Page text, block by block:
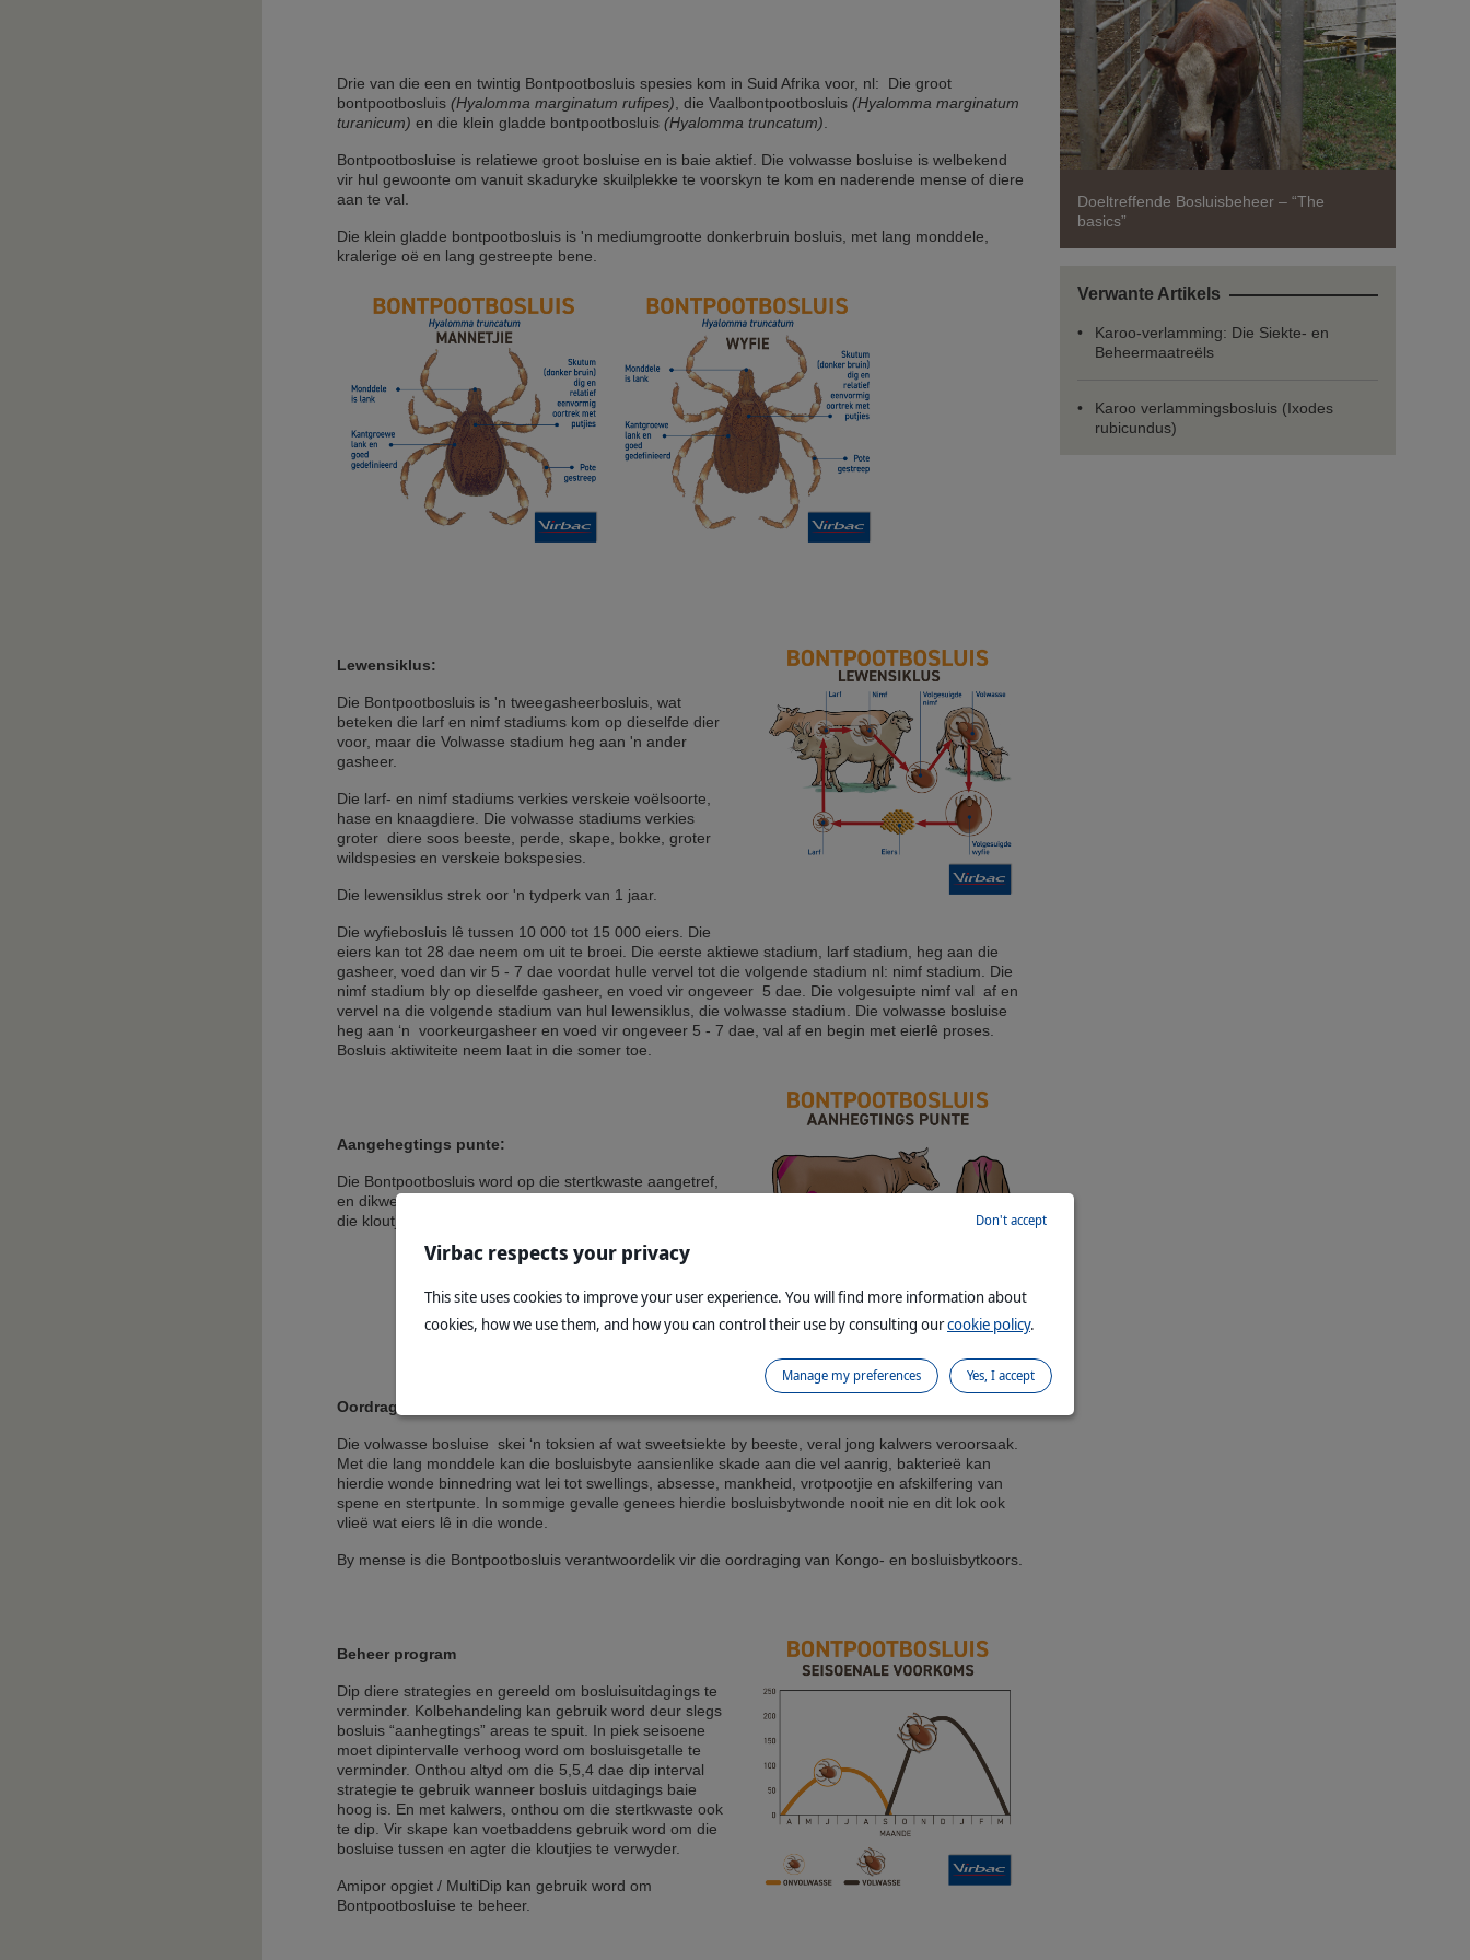
Drie van die een en twintig Bontpootbosluis spesies kom in Suid Afrika voor, nl: Die groot
bontpootbosluis (Hyalomma marginatum rufipes) , die Vaalbontpootbosluis (Hyalomma marginatum
turanicum) en die klein gladde bontpootbosluis (Hyalomma truncatum)
Bontpootbosluise is relatiewe groot bosluise en is baie aktief. Die volwasse bosluise is welbekend
vir hul gewoonte om vanuit skaduryke skuilplekke te voorskyn te kom en naderende mense of diere
aan te val.
Die klein gladde bontpootbosluis is 'n mediumgrootte donkerbruin bosluis, met lang monddele,
kralerige oë en lang gestreepte bene.
Lewensiklus:
Die Bontpootbosluis is 'n tweegasheerbosluis, wat
beteken die larf en nimf stadiums kom op dieselfde dier
voor, maar die Volwasse stadium heg aan 'n ander
gasheer.
Die larf- en nimf stadiums verkies verskeie voëlsoorte,
hase en knaagdiere. Die volwasse stadiums verkies
groter diere soos beeste, perde, skape, bokke, groter
wildspesies en verskeie bokspesies.
Die lewensiklus strek oor 'n tydperk van 1 jaar.
Die wyfiebosluis lê tussen 10 000 tot 15 000 eiers. Die
eiers kan tot 28 dae neem om uit te broei. Die eerste aktiewe stadium, larf stadium, heg aan die
gasheer, voed dan vir 5 - 7 dae voordat hulle vervel tot die volgende stadium nl: nimf stadium. Die
nimf stadium bly op dieselfde gasheer, en voed vir ongeveer 5 dae. Die volgesuipte nimf val af en
vervel na die volgende stadium van hul lewensiklus, die volwasse stadium. Die volwasse bosluise
heg aan ‘n voorkeurgasheer en voed vir ongeveer 5 - 7 dae, val af en begin met eierlê proses.
Bosluis aktiwiteite neem laat in die somer toe.
Aangehegtings punte:
Die Bontpootbosluis word op die stertkwaste aangetref,
en dikwels op die perineum, geslagsorgane en tussen
die kloutjies.
Oordraging van siektes
Die volwasse bosluise skei ‘n toksien af wat sweetsiekte by beeste, veral jong kalwers veroorsaak.
Met die lang monddele kan die bosluisbyte aansienlike skade aan die vel aanrig, bakterieë kan
hierdie wonde binnedring wat lei tot swellings, absesse, mankheid, vrotpootjie en afskilfering van
spene en stertpunte. In sommige gevalle genees hierdie bosluisbytwonde nooit nie en dit lok ook
vlieë wat eiers lê in die wonde.
By mense is die Bontpootbosluis verantwoordelik vir die oordraging van Kongo- en bosluisbytkoors.
Beheer program
Dip diere strategies en gereeld om bosluisuitdagings te
verminder. Kolbehandeling kan gebruik word deur slegs
bosluis “aanhegtings” areas te spuit. In piek seisoene
moet dipintervalle verhoog word om bosluisgetalle te
verminder. Onthou altyd om die 5,5,4 dae dip interval
strategie te gebruik wanneer bosluis uitdagings baie
hoog is. En met kalwers, onthou om die stertkwaste ook
te dip. Vir skape kan voetbaddens gebruik word om die
bosluise tussen en agter die kloutjies te verwyder.
Amipor opgiet / MultiDip kan gebruik word om
Bontpootbosluise te beheer.
Doeltreffende Bosluisbeheer – “The
basics”
Verwante Artikels
Karoo-verlamming: Die Siekte- en
Beheermaatreëls
Karoo verlammingsbosluis (Ixodes
rubicundus)
Virbac respects your privacy
This site uses cookies to improve your user experience. You will find more information about
cookies, how we use them, and how you can control their use by consulting ourcookie policy.
Don't accept
Yes, I accept
Manage my preferences